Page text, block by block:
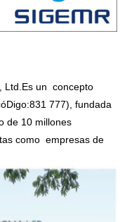
Ltd.Es un concepto
777), fundada
de 10 millones
como empresas de